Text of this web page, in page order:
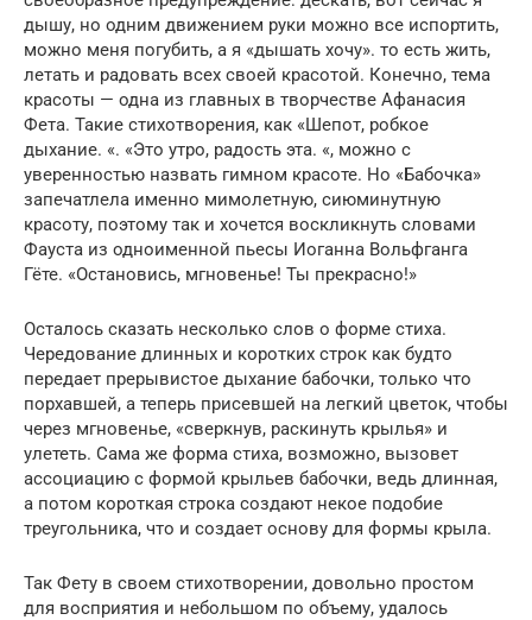
дышу, но одним движением руки можно все испортить,
можно меня погубить, а я «дышать хочу». то есть жить,
летать и радовать всех своей красотой. Конечно, тема
красоты — одна из главных в творчестве Афанасия
Фета. Такие стихотворения, как «Шепот, робкое
дыхание. «. «Это утро, радость эта. «, можно с
уверенностью назвать гимном красоте. Но «Бабочка»
запечатлела именно мимолетную, сиюминутную
красоту, поэтому так и хочется воскликнуть словами
Фауста из одноименной пьесы Иоганна Вольфганга
Гёте. «Остановись, мгновенье! Ты прекрасно!»
Осталось сказать несколько слов о форме стиха.
Чередование длинных и коротких строк как будто
передает прерывистое дыхание бабочки, только что
порхавшей, а теперь присевшей на легкий цветок, чтобы
через мгновенье, «сверкнув, раскинуть крылья» и
улететь. Сама же форма стиха, возможно, вызовет
ассоциацию с формой крыльев бабочки, ведь длинная,
а потом короткая строка создают некое подобие
треугольника, что и создает основу для формы крыла.
Так Фету в своем стихотворении, довольно простом
для восприятия и небольшом по объему, удалось